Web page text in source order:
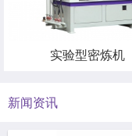
实验型密炼机
新闻资讯